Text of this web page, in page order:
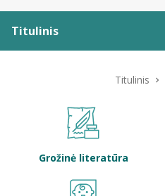
Titulinis
Titulinis
Grožinė literatūra